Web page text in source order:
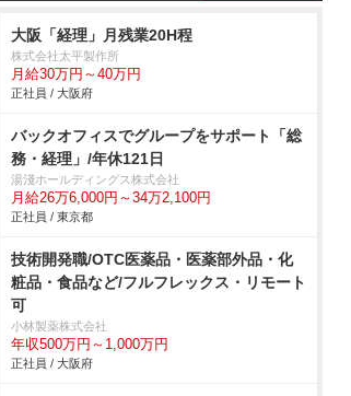
大阪「経理」月残業20H程
株式会社太平製作所
月給30万円～40万円
正社員 / 大阪府
バックオフィスでグループをサポート「総
務・経理」/年休121日
湯淺ホールディングス株式会社
月給26万6,000円～34万2,100円
正社員 / 東京都
技術開発職/OTC医薬品・医薬部外品・化
粧品・食品など/フルフレックス・リモート
可
小林製薬株式会社
年収500万円～1,000万円
正社員 / 大阪府